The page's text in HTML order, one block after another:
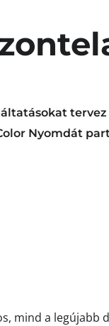
Nyomdát
mind a